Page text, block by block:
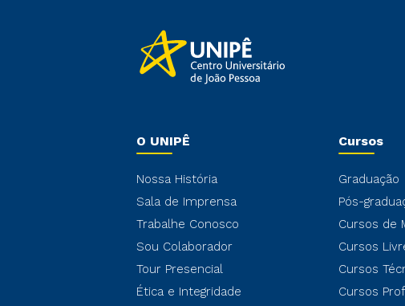
O UNIPÊ
Nossa História
Sala de Imprensa
Trabalhe Conosco
Sou Colaborador
Tour Presencial
Ética e Integridade
Cursos
Graduação
Pós-
Cursos de
Cursos
Cursos
Cursos